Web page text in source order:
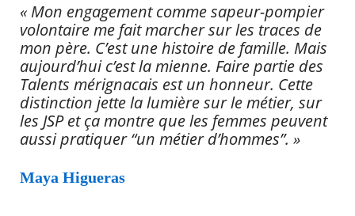
« Mon engagement comme sapeur-pompier
volontaire me fait marcher sur les traces de
mon père. C’est une histoire de famille. Mais
aujourd’hui c’est la mienne. Faire partie des
Talents mérignacais est un honneur. Cette
distinction jette la lumière sur le métier, sur
les JSP et ça montre que les femmes peuvent
aussi pratiquer “un métier d’hommes”. »
Maya Higueras